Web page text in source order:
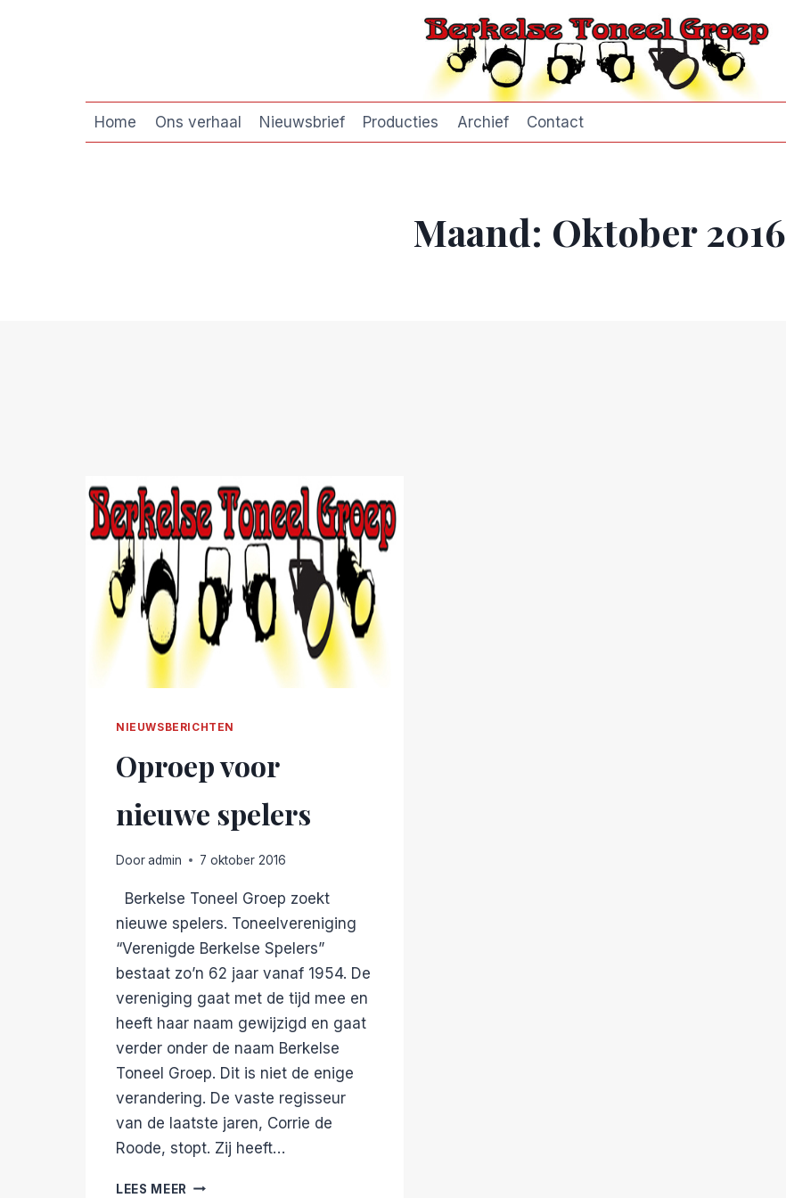
Home Ons verhaal Nieuwsbrief Producties Archief Contact
Maand: Oktober 2016
NIEUWSBERICHTEN
Oproep voor
nieuwe spelers
Dooradmin 7 oktober 2016
Berkelse Toneel Groep zoekt
nieuwe spelers. Toneelvereniging
“Verenigde Berkelse Spelers”
bestaat zo’n 62 jaar vanaf 1954. De
vereniging gaat met de tijd mee en
heeft haar naam gewijzigd en gaat
verder onder de naam Berkelse
Toneel Groep. Dit is niet de enige
verandering. De vaste regisseur
van de laatste jaren, Corrie de
Roode, stopt. Zij heeft…
LEES MEER OPROEP